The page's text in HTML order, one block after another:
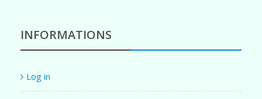
INFORMATIONS
Log in